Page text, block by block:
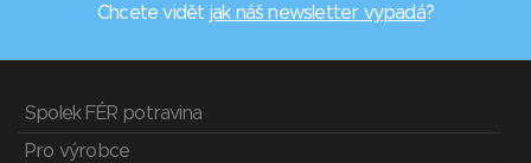
Chcete vidět jak náš newsletter vypadá?
Spolek FÉR potravina
Pro výrobce